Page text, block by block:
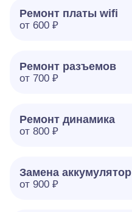
Ремонт платы wifi
от 600 ₽
Ремонт разъемов
от 700 ₽
Ремонт динамика
от 800 ₽
Замена аккумулятор
от 900 ₽